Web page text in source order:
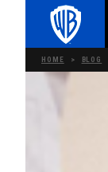
HOME > BLOG